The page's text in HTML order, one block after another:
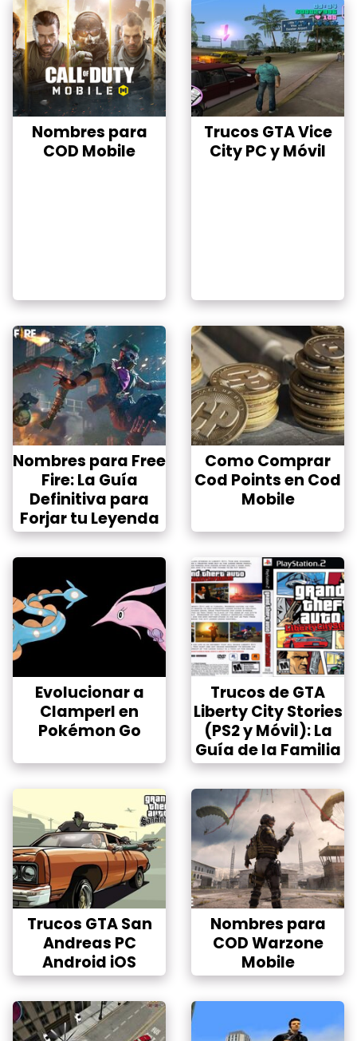
Nombres para
COD Mobile
Trucos GTA Vice
City PC y Móvil
Nombres para Free
Fire: La Guía
Definitiva para
Forjar tu Leyenda
Como Comprar
Cod Points en Cod
Mobile
Evolucionar a
Clamperl en
Pokémon Go
Trucos de GTA
Liberty City Stories
(PS2 y Móvil): La
Guía de la Familia
Trucos GTA San
Andreas PC
Android iOS
Nombres para
COD Warzone
Mobile